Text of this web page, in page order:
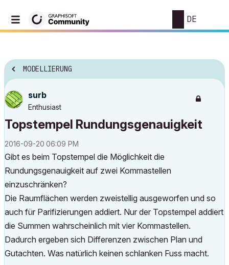
DE
MODELLIERUNG
surb
Enthusiast
Topstempel Rundungsgenauigkeit
‎2016-09-20 06:09 PM
Gibt es beim Topstempel die Möglichkeit die
Rundungsgenauigkeit auf zwei Kommastellen
einzuschränken?
Die Raumflächen werden zweistellig ausgeworfen und so
auch für Parifizierungen addiert. Nur der Topstempel addiert
die Summen wahrscheinlich mit vier Kommastellen.
Dadurch ergeben sich Differenzen zwischen Plan und
Gutachten. Was natürlich keinen schlanken Fuss macht.